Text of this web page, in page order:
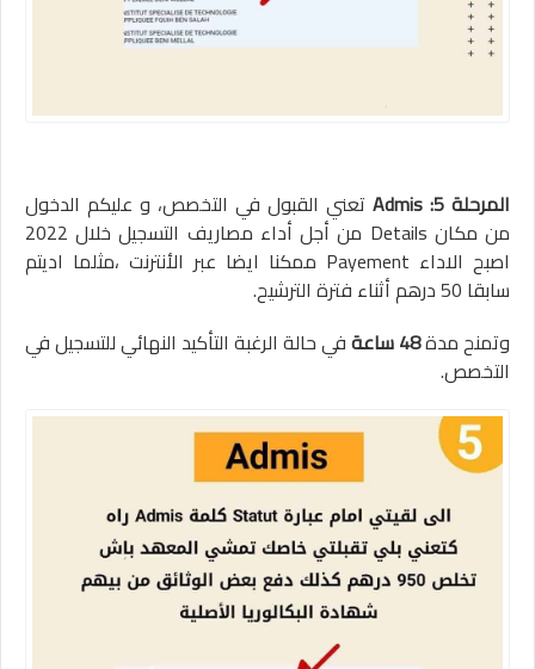
المرحلة 5: Admis
تعني القبول في التخصص، و عليكم الدخول
من مكان Details من أجل أداء مصاريف التسجيل خلال 2022
اصبح الاداء Payement ممكنا ايضا عبر الأنترنت ،مثلما اديتم
سابقا 50 درهم أثناء فترة الترشيح.
وتمنح مدة48 ساعة
في حالة الرغبة التأكيد النهائي للتسجيل في
التخصص.